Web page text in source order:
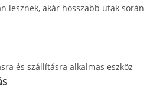
lesznek, akár hosszabb utak során